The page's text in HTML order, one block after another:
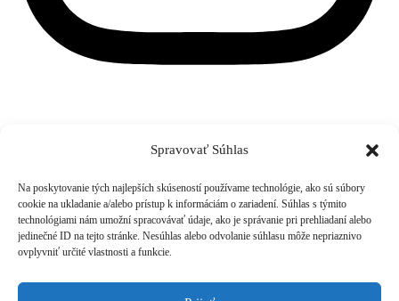
Spravovať Súhlas
Na poskytovanie tých najlepších skúseností používame technológie, ako sú súbory
cookie na ukladanie a/alebo prístup k informáciám o zariadení. Súhlas s týmito
technológiami nám umožní spracovávať údaje, ako je správanie pri prehliadaní alebo
jedinečné ID na tejto stránke. Nesúhlas alebo odvolanie súhlasu môže nepriaznivo
ovplyvniť určité vlastnosti a funkcie.
Sledujte nás
t: 0904229352
e: info@rapadigital.sk
Digitálne riešenia pre váš